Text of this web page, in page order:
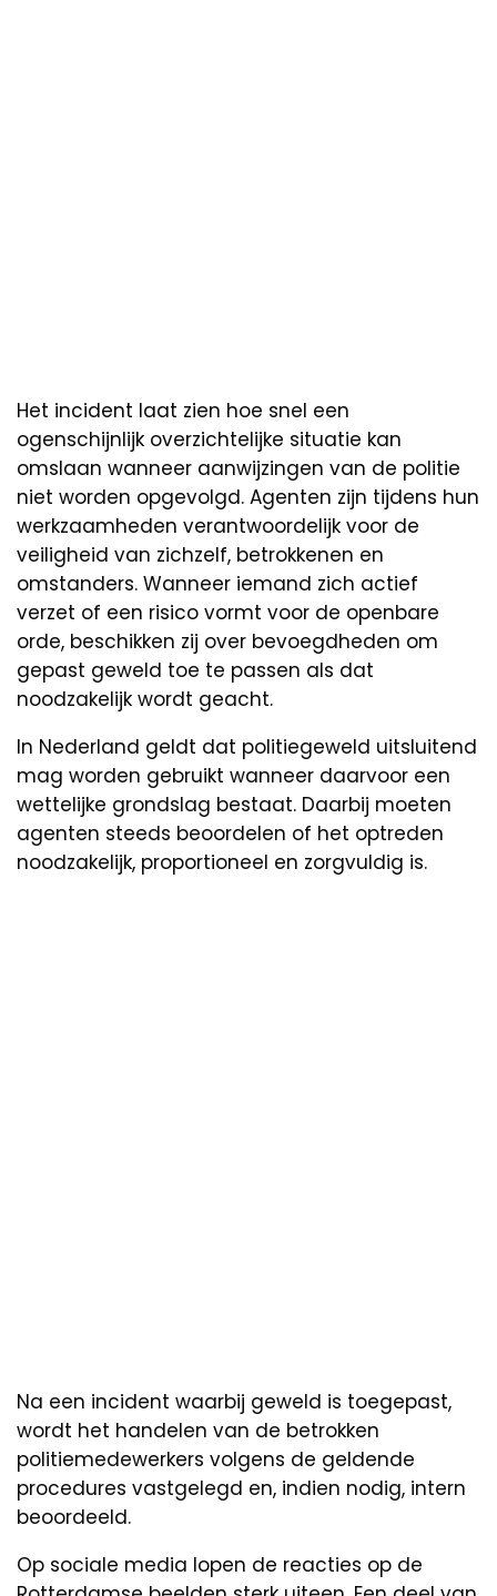
Het incident laat zien hoe snel een
ogenschijnlijk overzichtelijke situatie kan
omslaan wanneer aanwijzingen van de politie
niet worden opgevolgd. Agenten zijn tijdens hun
werkzaamheden verantwoordelijk voor de
veiligheid van zichzelf, betrokkenen en
omstanders. Wanneer iemand zich actief
verzet of een risico vormt voor de openbare
orde, beschikken zij over bevoegdheden om
gepast geweld toe te passen als dat
noodzakelijk wordt geacht.
In Nederland geldt dat politiegeweld uitsluitend
mag worden gebruikt wanneer daarvoor een
wettelijke grondslag bestaat. Daarbij moeten
agenten steeds beoordelen of het optreden
noodzakelijk, proportioneel en zorgvuldig is.
Na een incident waarbij geweld is toegepast,
wordt het handelen van de betrokken
politiemedewerkers volgens de geldende
procedures vastgelegd en, indien nodig, intern
beoordeeld.
Op sociale media lopen de reacties op de